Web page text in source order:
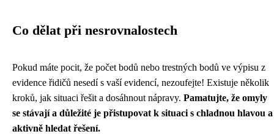
Co dělat při nesrovnalostech
Pokud máte pocit, že počet bodů nebo trestných bodů ve výpisu z
evidence řidičů nesedí s vaší evidencí, nezoufejte! Existuje několik
kroků, jak situaci řešit a dosáhnout nápravy. Pamatujte, že omyly
se stávají a důležité je přistupovat k situaci s chladnou hlavou a
aktivně hledat řešení.